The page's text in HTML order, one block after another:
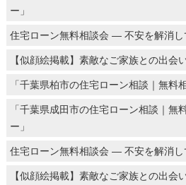
ー」
住宅ローン無料相談会 ― 不安を解消し
【似顔絵掲載】素敵なご家族との出会
「千葉県柏市の住宅ローン相談｜無料
「千葉県成田市の住宅ローン相談｜無
ー」
住宅ローン無料相談会 ― 不安を解消し
【似顔絵掲載】素敵なご家族との出会